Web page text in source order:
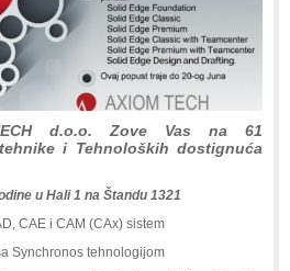
d.o.o. Zove Vas na 61
i Tehnoloških dostignuća
u Hali 1 na Štandu 1321
CAE i CAM (CAx) sistem
Synchronos tehnologijom